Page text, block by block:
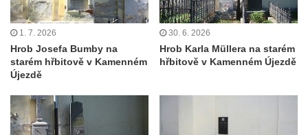
Pomník obětem koncentračního tábora na
hřbitově v Rychnově u Jablonce nad Nisou
Pomník pracovního nasazení vězňů
koncentračního tábora v Tovární ulici v
Kenotaf Alfreda Langa na hřbitově v Krásné
u Pěnčína
1. 7. 2026
Hrob Josefa Bumby na
starém hřbitově v Kamenném
Újezdě
30. 6. 2026
Hrob Karla Müllera na starém
hřbitově v Kamenném Újezdě